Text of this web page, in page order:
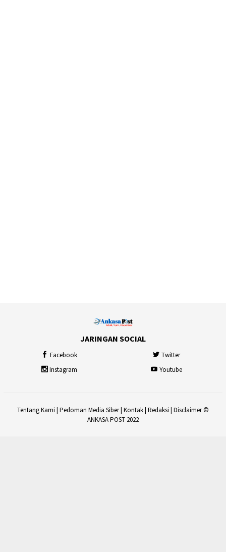
JARINGAN SOCIAL
Facebook
Twitter
Instagram
Youtube
Tentang Kami | Pedoman Media Siber| Kontak| Redaksi | Disclaimer©
ANKASA POST 2022